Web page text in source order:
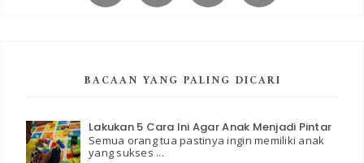
BACAAN YANG PALING DICARI
Lakukan 5 Cara Ini Agar Anak Menjadi Pintar
Semua orang tua pastinya ingin memiliki anak
yang sukses ...